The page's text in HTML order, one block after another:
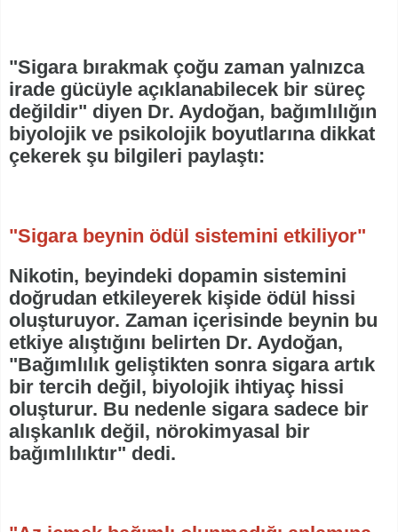
"Sigara bırakmak çoğu zaman yalnızca
irade gücüyle açıklanabilecek bir süreç
değildir" diyen Dr. Aydoğan, bağımlılığın
biyolojik ve psikolojik boyutlarına dikkat
çekerek şu bilgileri paylaştı:
"Sigara beynin ödül sistemini etkiliyor"
Nikotin, beyindeki dopamin sistemini
doğrudan etkileyerek kişide ödül hissi
oluşturuyor. Zaman içerisinde beynin bu
etkiye alıştığını belirten Dr. Aydoğan,
"Bağımlılık geliştikten sonra sigara artık
bir tercih değil, biyolojik ihtiyaç hissi
oluşturur. Bu nedenle sigara sadece bir
alışkanlık değil, nörokimyasal bir
bağımlılıktır" dedi.